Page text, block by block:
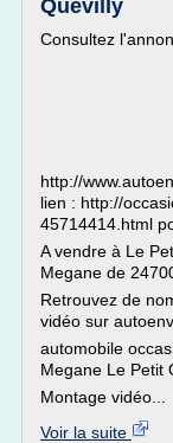
Quevilly
Consultez
http://
lien : http://
45714414.html
A vendre à Le
Megane de
Retrouvez de
vidéo sur
automobile
Megane Le Petit
Montage vidéo...
Voir la suite